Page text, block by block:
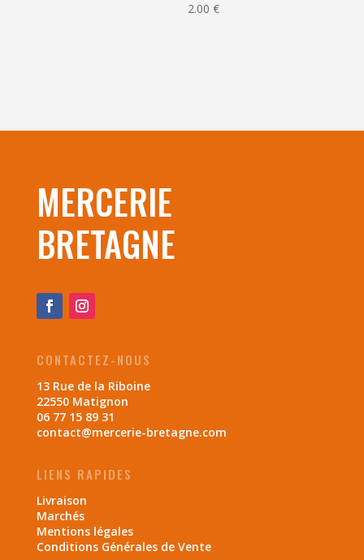
2.00€
MERCERIE
BRETAGNE
CONTACTEZ-NOUS
13 Rue de la Riboine
22550 Matignon
06 77 15 89 31
contact@mercerie-bretagne.com
LIENS RAPIDES
Livraison
Marchés
Mentions légales
Conditions Générales de Vente